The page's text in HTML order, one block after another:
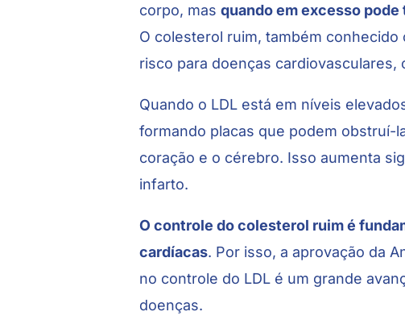
corpo, masquando em excesso
O colesterol ruim, também
risco para doenças cardiovasculares,
Quando o LDL está em níveis
formando placas que podem obstruí-
coração e o cérebro. Isso aumenta
infarto.
O controle do colesterol ruim é
cardíacas. Por isso, a aprovação da
no controle do LDL é um grande
doenças.